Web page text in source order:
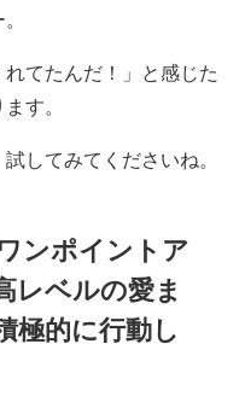
れてたんだ！」と感じた
す。
してみてくださいね。
ンポイントア
レベルの愛ま
極的に行動し